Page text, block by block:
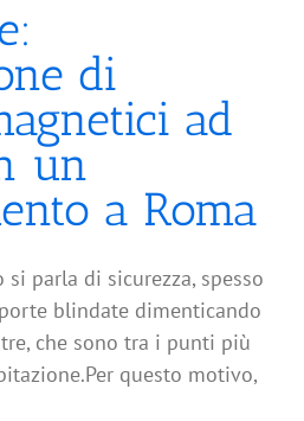
di
ad
un
a Roma
parla di sicurezza, spesso
blindate dimenticando
che sono tra i punti più
questo motivo,